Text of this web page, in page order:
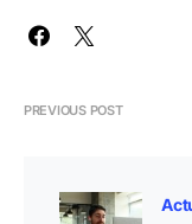
PREVIOUS POST